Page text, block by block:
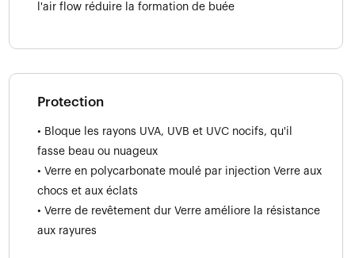
l'air flow réduire la formation de buée
Protection
• Bloque les rayons UVA, UVB et UVC nocifs, qu'il
fasse beau ou nuageux
• Verre en polycarbonate moulé par injection Verre aux
chocs et aux éclats
• Verre de revêtement dur Verre améliore la résistance
aux rayures